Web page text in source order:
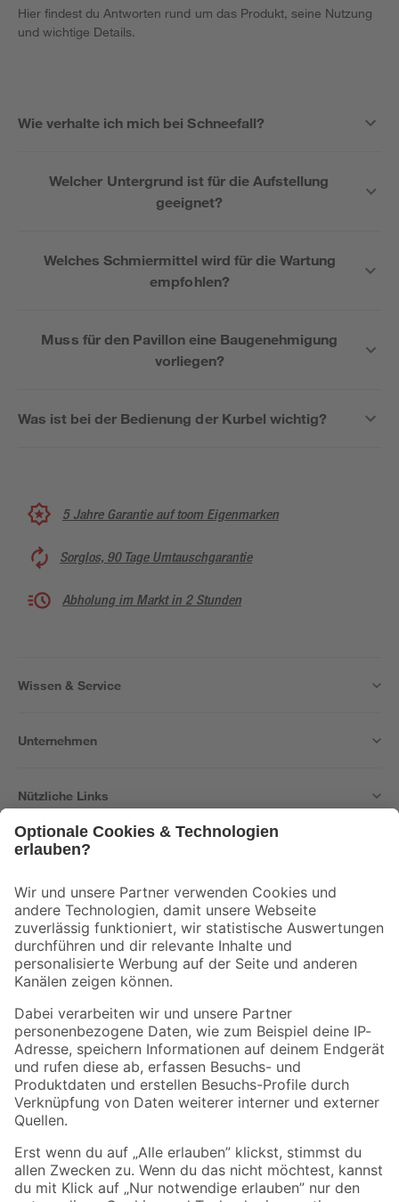
Hier findest du Antworten rund um das Produkt, seine Nutzung
und wichtige Details.
Wie verhalte ich mich bei Schneefall?
Welcher Untergrund ist für die Aufstellung
geeignet?
Welches Schmiermittel wird für die Wartung
empfohlen?
Muss für den Pavillon eine Baugenehmigung
vorliegen?
Was ist bei der Bedienung der Kurbel wichtig?
5 Jahre Garantie auf toom Eigenmarken
Sorglos, 90 Tage Umtauschgarantie
Abholung im Markt in 2 Stunden
Wissen & Service
Unternehmen
Nützliche Links
Der toom Newsletter: Keine Angebote und Aktionen mehr verpassen!
Zur Newsletter Anmeldung
Folge uns
Zahlungsarten Versandarten
Sicher einkaufen
Jetzt die toom-App herunterladen